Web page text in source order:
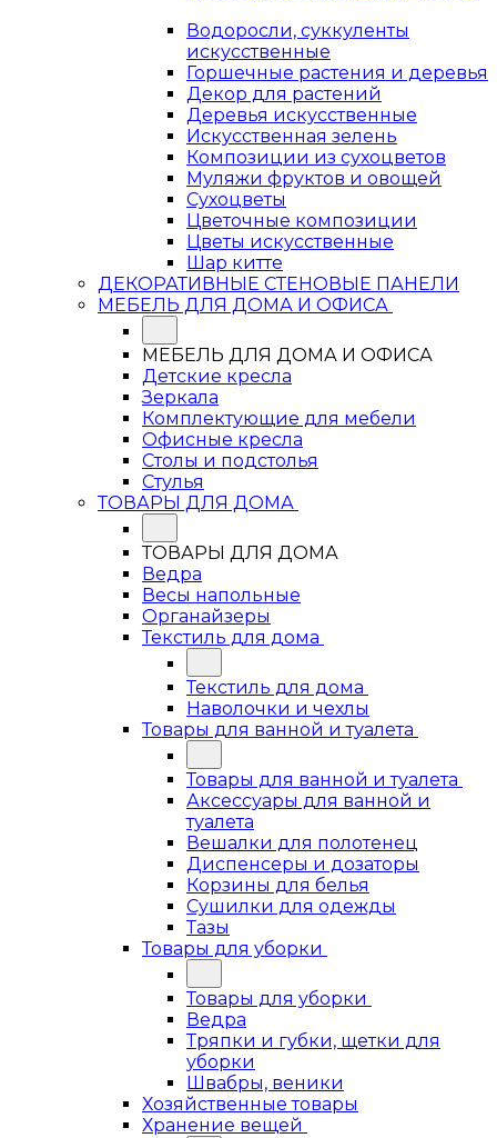
Водоросли, суккуленты
искусственные
Горшечные растения и деревья
Декор для растений
Деревья искусственные
Искусственная зелень
Композиции из сухоцветов
Муляжи фруктов и овощей
Сухоцветы
Цветочные композиции
Цветы искусственные
Шар китте
ДЕКОРАТИВНЫЕ СТЕНОВЫЕ ПАНЕЛИ
МЕБЕЛЬ ДЛЯ ДОМА И ОФИСА
МЕБЕЛЬ ДЛЯ ДОМА И ОФИСА
Детские кресла
Зеркала
Комплектующие для мебели
Офисные кресла
Столы и подстолья
Стулья
ТОВАРЫ ДЛЯ ДОМА
ТОВАРЫ ДЛЯ ДОМА
Ведра
Весы напольные
Органайзеры
Текстиль для дома
Текстиль для дома
Наволочки и чехлы
Товары для ванной и туалета
Товары для ванной и туалета
Аксессуары для ванной и
туалета
Вешалки для полотенец
Диспенсеры и дозаторы
Корзины для белья
Сушилки для одежды
Тазы
Товары для уборки
Товары для уборки
Ведра
Тряпки и губки, щетки для
уборки
Швабры, веники
Хозяйственные товары
Хранение вещей